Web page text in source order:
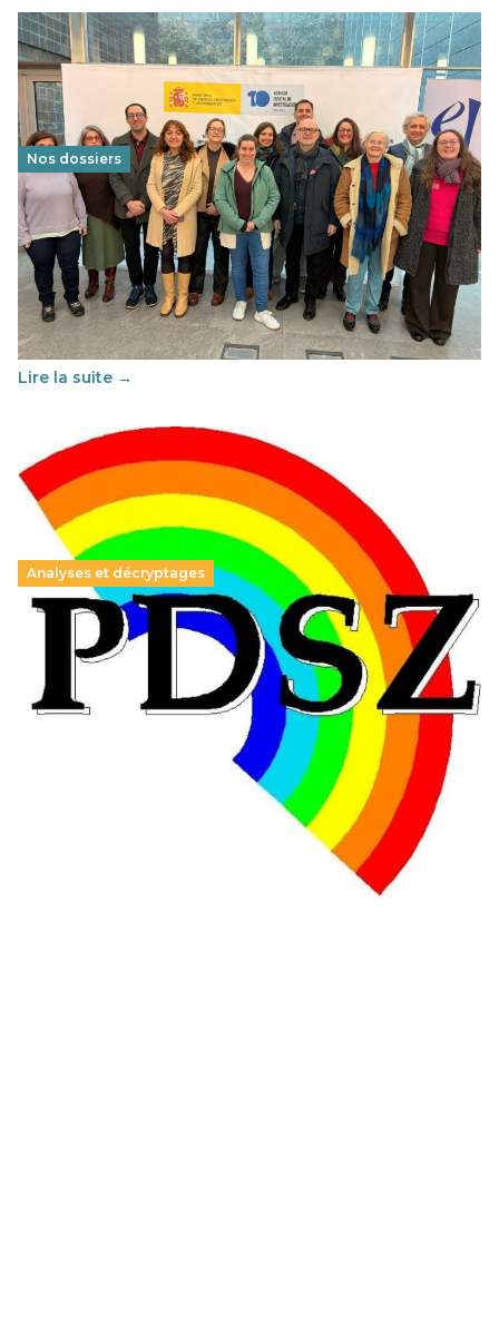
Nos dossiers
Éducation au vivre-ensemble : un échange croisé
franco-espagnol pour changer d’approche
29 juin 2026-National
Cette année, l'UNSA Éducation a mené un projet Erasmus
soutenu par l'union Européenne et centré sur l'éducation
au vivre-ensemble : quelles différences entre la France…
Lire la suite →
Analyses et décryptages
Hongrie : du changement pour les politiques
éducatives, aussi !
25 juin 2026
En Hongrie, le conservateur Peter Magyar et son parti
Tisza "Respect et liberté" ont remporté une large victoire,
contre le premier ministre sortant, Viktor Orban,…